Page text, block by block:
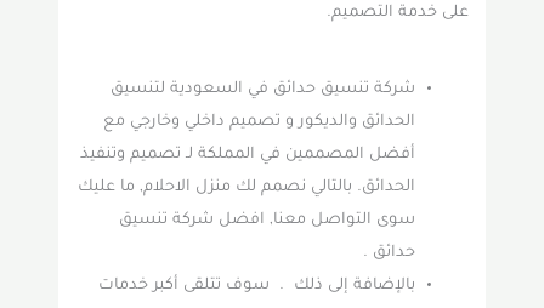
على خدمة التصميم.
شركة تنسيق حدائق في السعودية لتنسيق
الحدائق والديكور و تصميم داخلي وخارجي مع
أفضل المصممين في المملكة لـ تصميم وتنفيذ
الحدائق. بالتالي نصمم لك منزل الاحلام, ما عليك
سوى التواصل معنا, افضل شركة تنسيق
حدائق .
بالإضافة إلى ذلك . سوف تتلقى أكبر خدمات